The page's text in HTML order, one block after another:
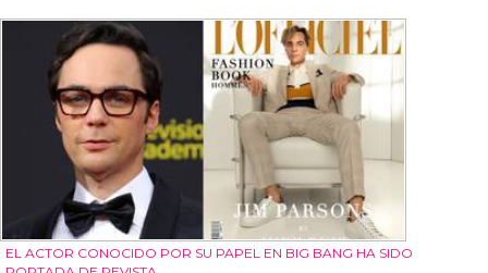
EL ACTOR CONOCIDO POR SU PAPEL EN BIG BANG HA SIDO